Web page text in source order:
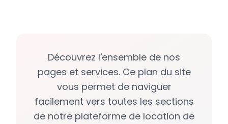
Découvrez l'ensemble de nos
pages et services. Ce plan du site
vous permet de naviguer
facilement vers toutes les sections
de notre plateforme de location de